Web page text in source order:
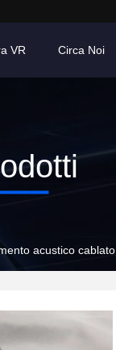
VR Circa Noi
acustico cablato